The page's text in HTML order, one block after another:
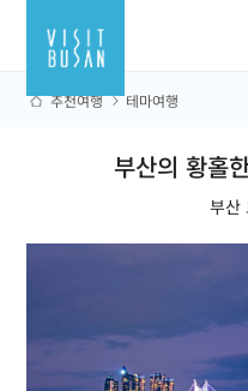
추천여행 테마여행
부산의 황홀
부산